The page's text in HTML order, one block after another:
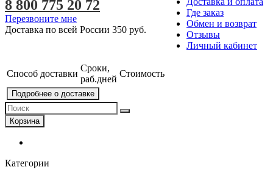
Где заказ
Обмен и возврат
Отзывы
Личный кабинет
8 800 775 20 72
Перезвоните мне
Доставка по всей России 350 руб.
Способ доставки
Сроки,
раб.дней
Стоимость
Подробнее о доставке
Корзина
Категории